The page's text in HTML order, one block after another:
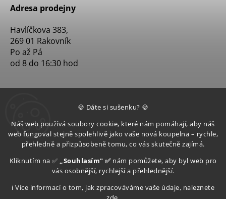
🍪 Dáte si sušenku? 🍪
Náš web používá soubory cookie, které nám pomáhají, aby náš
web fungoval stejně spolehlivě jako vaše nová koupelna – rychle,
přehledně a přizpůsobeně tomu, co vás skutečně zajímá.
Kliknutím na ✅ „Souhlasím" ✅ nám pomůžete, aby byl web pro
vás osobnější, rychlejší a přehlednější.
ℹ️ Více informací o tom, jak zpracováváme vaše údaje, naleznete
Adresa prodejny
Havlíčkova 383,
269 01 Rakovník
Po až Pá
od 8 do 16:30 hod